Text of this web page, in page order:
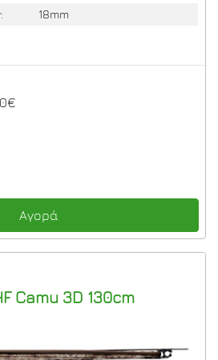
18mm
Αγορά
Camu 3D 130cm